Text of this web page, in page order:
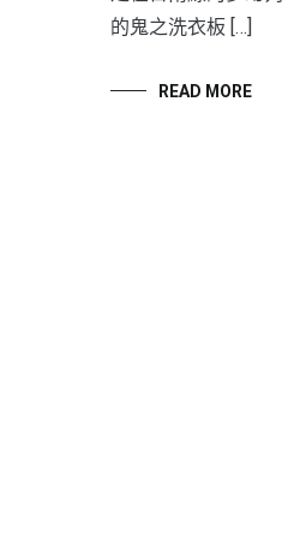
的鬼之洗衣板 […]
READ MORE